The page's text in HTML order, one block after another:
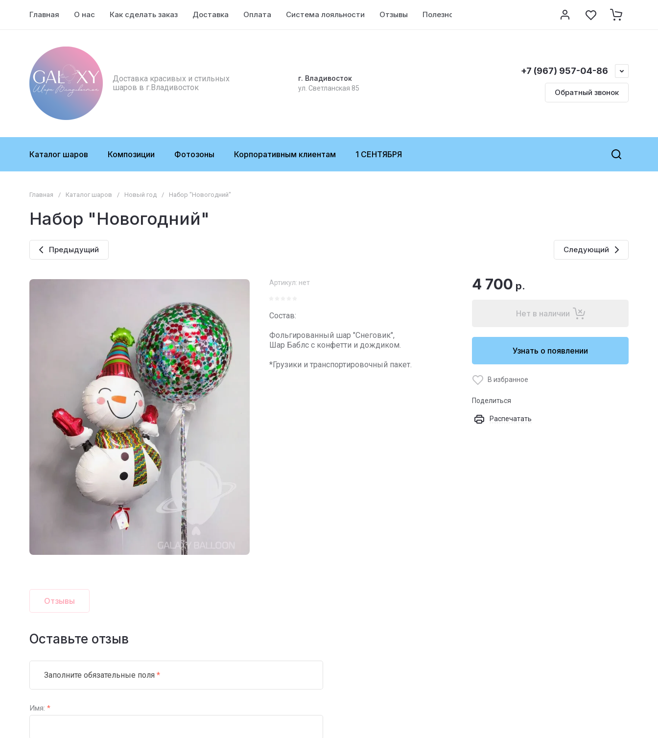
Главная О нас Как сделать заказ Доставка Оплата Система лояльности Отзывы Полезно знать Регистрация
Доставка красивых и стильных
шаров в г.Владивосток
г. Владивосток
ул. Светланская 85
+7 (967) 957-04-86
Обратный звонок
Каталог шаров Композиции Фотозоны Корпоративным клиентам 1 СЕНТЯБРЯ
Главная / Каталог шаров / Новый год / Набор "Новогодний"
Набор "Новогодний"
Предыдущий Следующий
Артикул: нет
Состав:
Фольгированный шар "Снеговик",
Шар Баблс с конфетти и дождиком.
*Грузики и транспортировочный пакет.
4 700 р.
Нет в наличии
Узнать о появлении
В избранное
Поделиться
Распечатать
Отзывы
Оставьте отзыв
Заполните обязательные поля *
Имя: *